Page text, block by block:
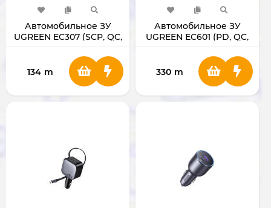
Автомобильное ЗУ
UGREEN EC307 (SCP, QC,
DCP)
134 m
Автомобильное ЗУ
UGREEN EC601 (PD, QC,
330 m